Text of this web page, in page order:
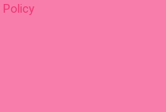
Policy